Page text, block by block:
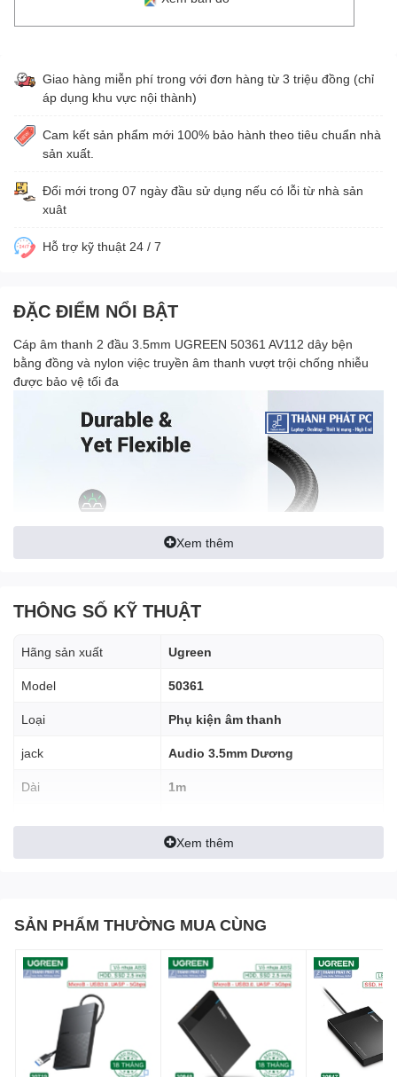
Giao hàng miễn phí trong với đơn hàng từ 3 triệu đồng (chỉ
áp dụng khu vực nội thành)
Cam kết sản phẩm mới 100% bảo hành theo tiêu chuẩn nhà
sản xuất.
Đổi mới trong 07 ngày đầu sử dụng nếu có lỗi từ nhà sản
xuât
Hỗ trợ kỹ thuật 24 / 7
ĐẶC ĐIỂM NỔI BẬT
Cáp âm thanh 2 đầu 3.5mm UGREEN 50361 AV112 dây bện
bằng đồng và nylon việc truyền âm thanh vượt trội chống nhiễu
được bảo vệ tối đa
Xem thêm
THÔNG SỐ KỸ THUẬT
Hãng sản xuất Ugreen
Model 50361
Loại Phụ kiện âm thanh
jack Audio 3.5mm Dương
Dài 1m
Xem thêm
SẢN PHẨM THƯỜNG MUA CÙNG